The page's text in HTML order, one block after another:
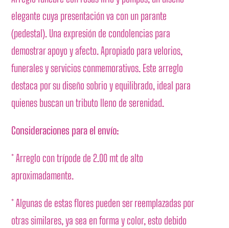
elegante cuya presentación va con un parante
(pedestal). Una expresión de condolencias para
demostrar apoyo y afecto. Apropiado para velorios,
funerales y servicios conmemorativos. Este arreglo
destaca por su diseño sobrio y equilibrado, ideal para
quienes buscan un tributo lleno de serenidad.
Consideraciones para el envío:
* Arreglo con trípode de 2.00 mt de alto
aproximadamente.
* Algunas de estas flores pueden ser reemplazadas por
otras similares, ya sea en forma y color, esto debido